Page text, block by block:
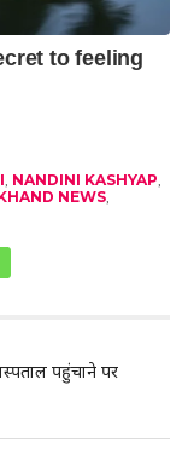
NANDINI KASHYAP
NEWS,
पहुंचाने पर